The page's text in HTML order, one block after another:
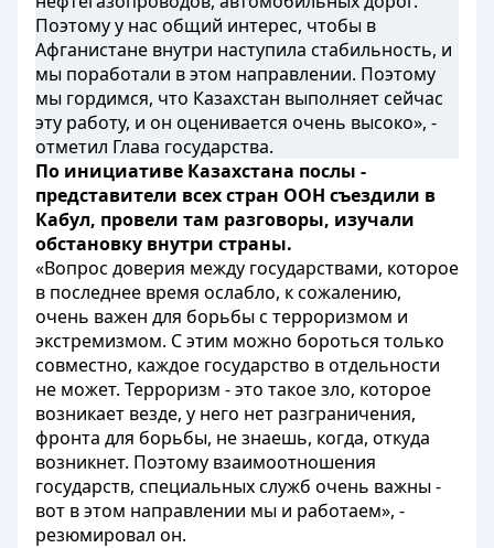
Поэтому у нас общий интерес, чтобы в
Афганистане внутри наступила стабильность, и
мы поработали в этом направлении. Поэтому
мы гордимся, что Казахстан выполняет сейчас
эту работу, и он оценивается очень высоко», -
отметил Глава государства.
По инициативе Казахстана послы -
представители всех стран ООН съездили в
Кабул, провели там разговоры, изучали
обстановку внутри страны.
«Вопрос доверия между государствами, которое
в последнее время ослабло, к сожалению,
очень важен для борьбы с терроризмом и
экстремизмом. С этим можно бороться только
совместно, каждое государство в отдельности
не может. Терроризм - это такое зло, которое
возникает везде, у него нет разграничения,
фронта для борьбы, не знаешь, когда, откуда
возникнет. Поэтому взаимоотношения
государств, специальных служб очень важны -
вот в этом направлении мы и работаем», -
резюмировал он.